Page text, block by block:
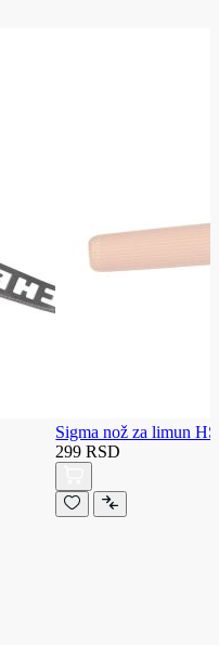
Sigma nož za limun
299 RSD